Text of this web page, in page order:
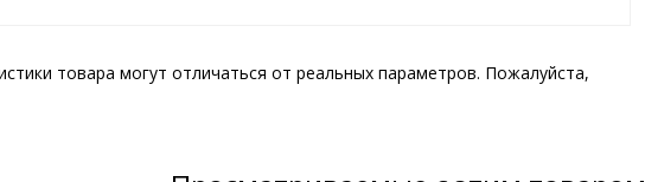
товара могут отличаться от реальных параметров. Пожалуйста,